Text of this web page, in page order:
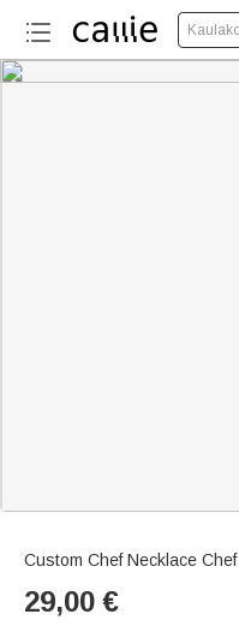
Custom Chef Necklace
29,00 €